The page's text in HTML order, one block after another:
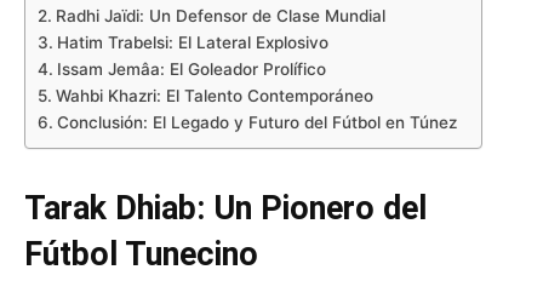
Radhi Jaïdi: Un Defensor de Clase Mundial
Hatim Trabelsi: El Lateral Explosivo
Issam Jemâa: El Goleador Prolífico
Wahbi Khazri: El Talento Contemporáneo
Conclusión: El Legado y Futuro del Fútbol en Túnez
Tarak Dhiab: Un Pionero del
Fútbol Tunecino